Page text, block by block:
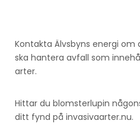
Kontakta Älvsbyns energi
ska hantera avfall som
arter.
Hittar du blomsterlupin
ditt fynd på invasivaarter.nu.